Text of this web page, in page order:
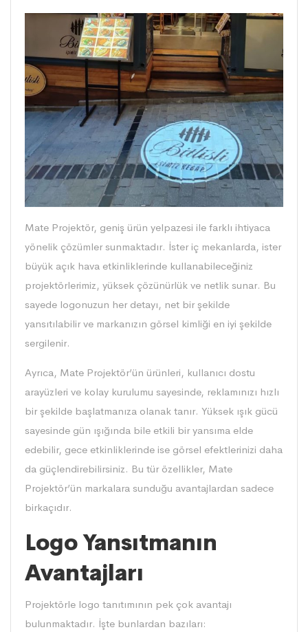
Mate Projektör, geniş ürün yelpazesi ile farklı ihtiyaca
yönelik çözümler sunmaktadır. İster iç mekanlarda, ister
büyük açık hava etkinliklerinde kullanabileceğiniz
projektörlerimiz, yüksek çözünürlük ve netlik sunar. Bu
sayede logonuzun her detayı, net bir şekilde
yansıtılabilir ve markanızın görsel kimliği en iyi şekilde
sergilenir.
Ayrıca, Mate Projektör’ün ürünleri, kullanıcı dostu
arayüzleri ve kolay kurulumu sayesinde, reklamınızı hızlı
bir şekilde başlatmanıza olanak tanır. Yüksek ışık gücü
sayesinde gün ışığında bile etkili bir yansıma elde
edebilir, gece etkinliklerinde ise görsel efektlerinizi daha
da güçlendirebilirsiniz. Bu tür özellikler, Mate
Projektör’ün markalara sunduğu avantajlardan sadece
birkaçıdır.
Logo Yansıtmanın
Avantajları
Projektörle logo tanıtımının pek çok avantajı
bulunmaktadır. İşte bunlardan bazıları: